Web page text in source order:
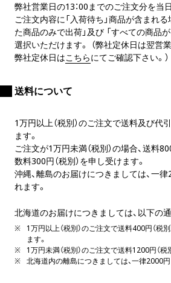
弊社営業日の13：00までのご注文分を当
ご注文内容に「入荷待ち」商品が含まれ
た商品のみで出荷」及び 「すべての商品
選択いただけます。 （弊社定休日は翌営
弊社定休日はこちらにてご確認下さい。）
送料について
1万円以上（税別）のご注文で送料及び代
ます。
ご注文が1万円未満（税別）の場合、送料
数料300円（税別）を申し受けます。
沖縄、離島のお届けにつきましては、一律
れます。
北海道のお届けにつきましては、以下の通
1万円以上（税別）のご注文で送料400円（税
ます。
1万円未満（税別）のご注文で送料1200円（税
北海道内の離島につきましては、一律2000円